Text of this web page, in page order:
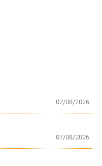
07/08/2026
07/08/2026